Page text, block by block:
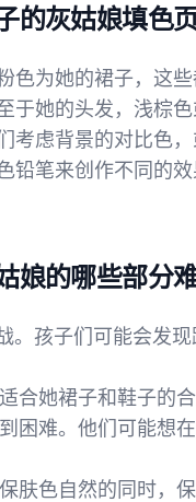
的灰姑娘填色
色为她的裙子，这
于她的头发，浅棕
考虑背景的对比色
铅笔来创作不同的
娘的哪些部分
。孩子们可能会发
合她裙子和鞋子的合
困难。他们可能想
肤色自然的同时，